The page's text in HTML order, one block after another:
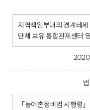
지역책임부대의 경계테
단체 보유 통합관제센터
「농어촌정비법 시행령